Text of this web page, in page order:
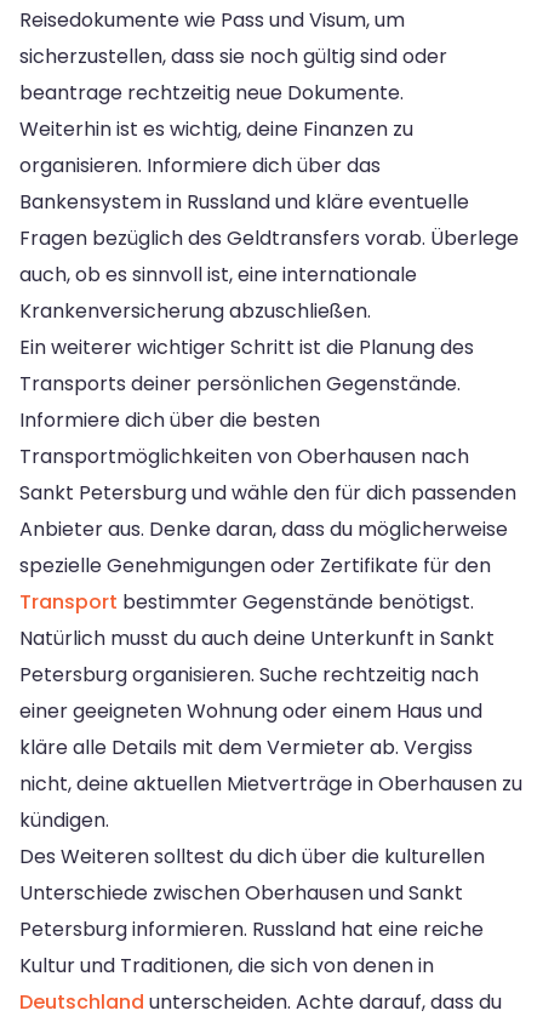
Reisedokumente wie Pass und Visum, um
sicherzustellen, dass sie noch gültig sind oder
beantrage rechtzeitig neue Dokumente.
Weiterhin ist es wichtig, deine Finanzen zu
organisieren. Informiere dich über das
Bankensystem in Russland und kläre eventuelle
Fragen bezüglich des Geldtransfers vorab. Überlege
auch, ob es sinnvoll ist, eine internationale
Krankenversicherung abzuschließen.
Ein weiterer wichtiger Schritt ist die Planung des
Transports deiner persönlichen Gegenstände.
Informiere dich über die besten
Transportmöglichkeiten von Oberhausen nach
Sankt Petersburg und wähle den für dich passenden
Anbieter aus. Denke daran, dass du möglicherweise
spezielle Genehmigungen oder Zertifikate für den
Transport bestimmter Gegenstände benötigst.
Natürlich musst du auch deine Unterkunft in Sankt
Petersburg organisieren. Suche rechtzeitig nach
einer geeigneten Wohnung oder einem Haus und
kläre alle Details mit dem Vermieter ab. Vergiss
nicht, deine aktuellen Mietverträge in Oberhausen zu
kündigen.
Des Weiteren solltest du dich über die kulturellen
Unterschiede zwischen Oberhausen und Sankt
Petersburg informieren. Russland hat eine reiche
Kultur und Traditionen, die sich von denen in
Deutschland unterscheiden. Achte darauf, dass du